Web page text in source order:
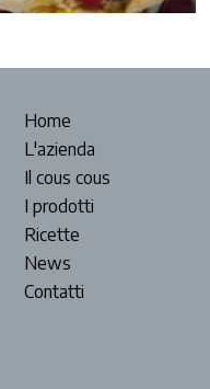
Home
L'azienda
Il cous cous
I prodotti
Ricette
News
Contatti